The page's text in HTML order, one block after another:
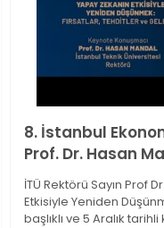
8. İstanbul
Prof. Dr. Hasan
İTÜ Rektörü Sayın Prof
Etkisiyle Yeniden
başlıklı ve 5 Aralık